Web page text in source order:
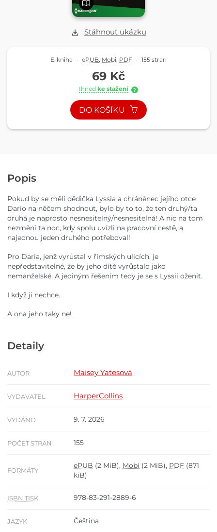
Stáhnout ukázku
E-kniha · ePUB Mobi PDF · 155 stran
69 Kč
Ihned ke stažení ?
DO KOŠÍKU
Popis
Pokud by se měli dědička Lyssia a chráněnec jejího otce
Dario na něčem shodnout, bylo by to to, že ten druhý/ta
druhá je naprosto nesnesitelný/nesnesitelná! A nic na tom
nezmění ta noc, kdy spolu uvízli na pracovní cestě, a
najednou jeden druhého potřeboval!
Pro Daria, jenž vyrůstal v římských ulicích, je
nepředstavitelné, že by jeho dítě vyrůstalo jako
nemanželské. A jediným řešením tedy je se s Lyssií oženit.
I když ji nechce.
A ona jeho taky ne!
Detaily
AUTOR Maisey Yatesová
VYDAVATEL HarperCollins
VYDÁNO 9. 7. 2026
POČET STRAN 155
FORMÁTY
ePUB (2 MiB), Mobi (2 MiB), PDF (871
kiB)
ISBN TISK 978-83-291-2889-6
JAZYK Čeština